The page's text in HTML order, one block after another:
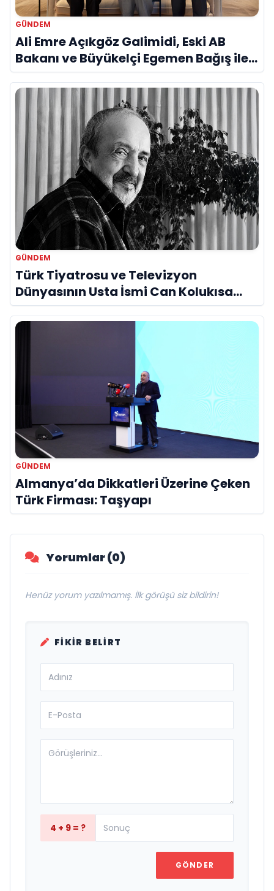
GÜNDEM
Ali Emre Açıkgöz Galimidi, Eski AB
Bakanı ve Büyükelçi Egemen Bağış ile
Bir Araya Geldi
GÜNDEM
Türk Tiyatrosu ve Televizyon
Dünyasının Usta İsmi Can Kolukısa
Hayatını Kaybetti
GÜNDEM
Almanya’da Dikkatleri Üzerine Çeken
Türk Firması: Taşyapı
Yorumlar (0)
Henüz yorum yazılmamış. İlk görüşü siz bildirin!
FIKIR BELIRT
4 + 9 = ?
GÖNDER